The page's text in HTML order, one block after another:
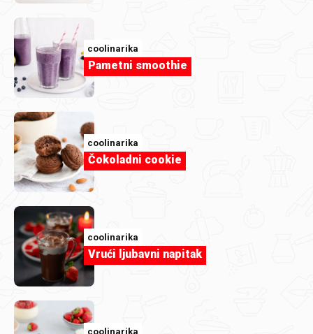
Članak
Što sve stane u rolice? Imamo slatke i
slane prijedloge
coolinarika
Pametni smoothie
coolinarika
Čokoladni cookie
coolinarika
Vrući ljubavni napitak
coolinarika